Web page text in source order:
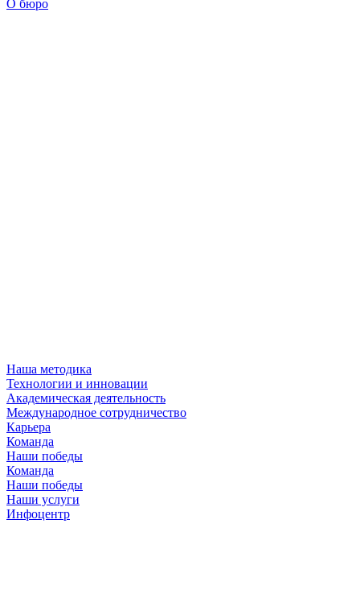
О бюро
Наша методика
Технологии и инновации
Академическая деятельность
Международное сотрудничество
Карьера
Команда
Наши победы
Команда
Наши победы
Наши услуги
Инфоцентр